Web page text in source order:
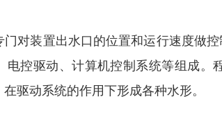
对装置出水口的位置和运行速度做
电控驱动、计算机控制系统等组成
驱动系统的作用下形成各种水形。